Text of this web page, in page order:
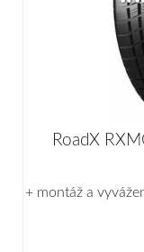
RoadX
+ montáž a